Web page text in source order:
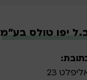
יפו טולס בע”מ
23